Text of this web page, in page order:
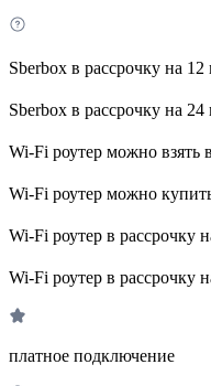
Sberbox в рассрочку на
Sberbox в рассрочку на
Wi-Fi роутер можно взять
Wi-Fi роутер можно
Wi-Fi роутер в рассрочку
Wi-Fi роутер в рассрочку
платное подключение